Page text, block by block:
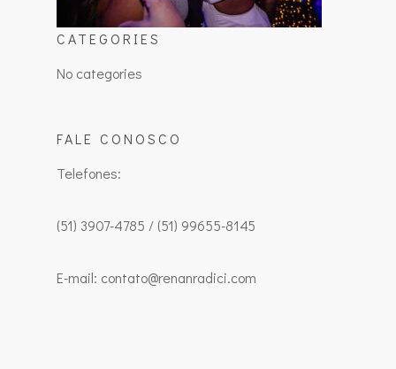
CATEGORIES
No categories
FALE CONOSCO
Telefones:
(51) 3907-4785 / (51) 99655-8145
E-mail: contato@renanradici.com